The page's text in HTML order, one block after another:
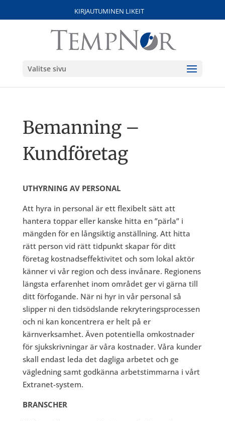
KIRJAUTUMINEN LIKEIT
Valitse sivu
Bemanning –
Kundföretag
UTHYRNING AV PERSONAL
Att hyra in personal är ett flexibelt sätt att
hantera toppar eller kanske hitta en ”pärla” i
mängden för en långsiktig anställning. Att hitta
rätt person vid rätt tidpunkt skapar för ditt
företag kostnadseffektivitet och som lokal aktör
känner vi vår region och dess invånare. Regionens
längsta erfarenhet inom området ger vi gärna till
ditt förfogande. När ni hyr in vår personal så
slipper ni den tidsödslande rekryteringsprocessen
och ni kan koncentrera er helt på er
kärnverksamhet. Även potentiella omkostnader
för sjukskrivningar är våra kostnader. Våra kunder
skall endast leda det dagliga arbetet och ge
vägledning samt godkänna arbetstimmarna i vårt
Extranet-system.
BRANSCHER